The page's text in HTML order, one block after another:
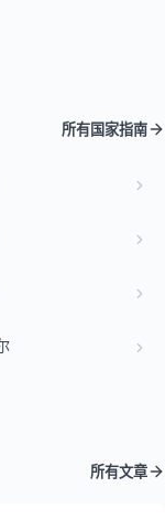
所有国家指南
所有文章